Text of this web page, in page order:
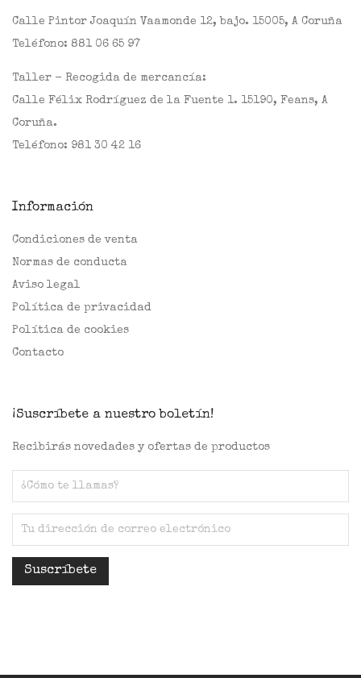
Calle Pintor Joaquín Vaamonde 12, bajo. 15005, A Coruña
Teléfono: 881 06 65 97
Taller - Recogida de mercancía:
Calle Félix Rodríguez de la Fuente 1. 15190, Feans, A
Coruña.
Teléfono: 981 30 42 16
Información
Condiciones de venta
Normas de conducta
Aviso legal
Política de privacidad
Política de cookies
Contacto
¡Suscríbete a nuestro boletín!
Recibirás novedades y ofertas de productos